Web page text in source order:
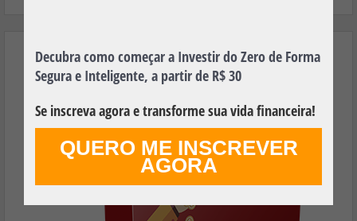
Decubra como começar a Investir do Zero de Forma
Segura e Inteligente, a partir de R$ 30
Se inscreva agora e transforme sua vida financeira!
QUERO ME INSCREVER
AGORA
Aprenda os Principais Termos Financeiros
Utilizados no Mundo dos Investimentos e